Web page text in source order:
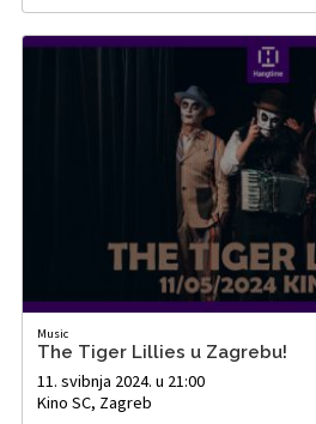
Music
The Tiger Lillies u Zagrebu!
11. svibnja 2024. u 21:00
Kino SC, Zagreb